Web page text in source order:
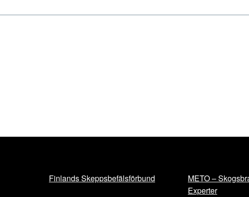
Finlands Skeppsbefälsförbund
METO –
Experter